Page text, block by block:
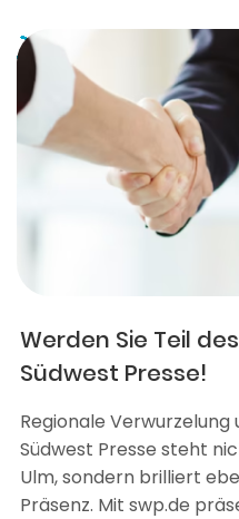
Werden Sie Teil
Südwest Presse!
Regionale Verwurzelung
Südwest Presse steht
Ulm, sondern brilliert
Präsenz. Mit swp.de